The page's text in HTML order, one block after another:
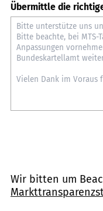
Übermittle die
Wir bitten um